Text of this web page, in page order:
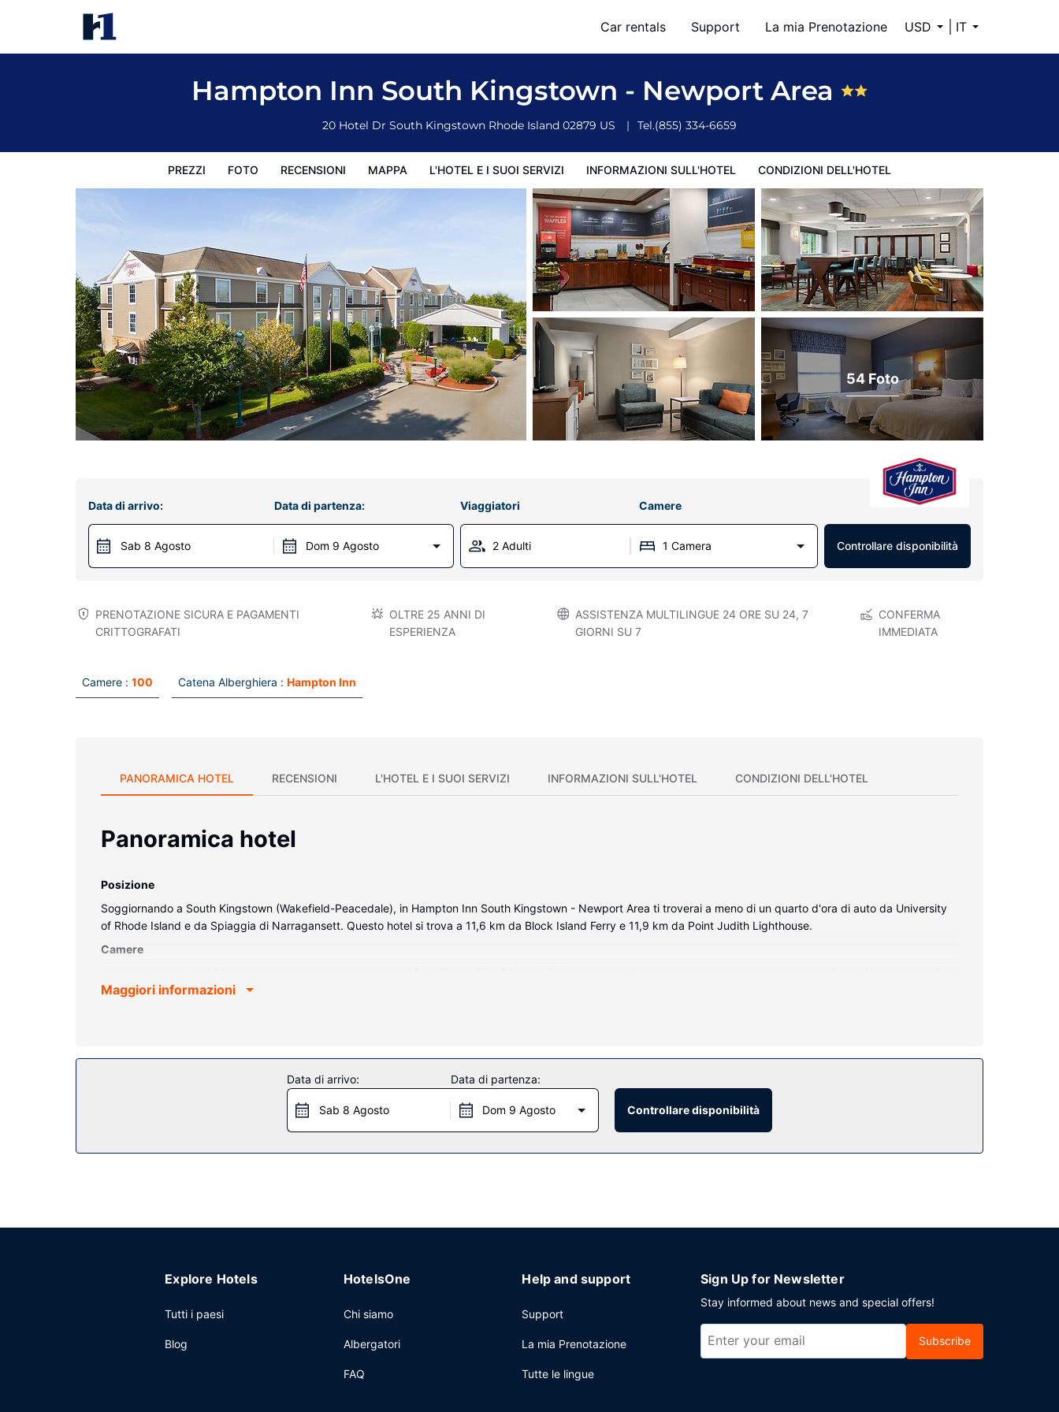
Car rentals Support La mia Prenotazione USD IT
Hampton Inn South Kingstown - Newport Area
20 Hotel Dr South Kingstown Rhode Island 02879 US Tel.(855) 334-6659
PREZZI FOTO RECENSIONI MAPPA L'HOTEL E I SUOI SERVIZI INFORMAZIONI SULL'HOTEL CONDIZIONI DELL'HOTEL
Hampton Inn South Kingstown - Newport Area
Prezzi Condizioni dell'hotel
54 Foto
Data di arrivo:
Sab 8 Agosto
Data di partenza:
Dom 9 Agosto
Viaggiatori Camere
2 Adulti 1 Camera Controllare disponibilità
PRENOTAZIONE SICURA E PAGAMENTI
CRITTOGRAFATI
OLTRE 25 ANNI DI
ESPERIENZA
ASSISTENZA MULTILINGUE 24 ORE SU 24, 7
GIORNI SU 7
CONFERMA
IMMEDIATA
Camere : 100 Catena Alberghiera : Hampton Inn
PANORAMICA HOTEL RECENSIONI L'HOTEL E I SUOI SERVIZI INFORMAZIONI SULL'HOTEL CONDIZIONI DELL'HOTEL
Panoramica hotel
Posizione
Soggiornando a South Kingstown (Wakefield-Peacedale), in Hampton Inn South Kingstown - Newport Area ti troverai a meno di un quarto d'ora di auto da University
of Rhode Island e da Spiaggia di Narragansett. Questo hotel si trova a 11,6 km da Block Island Ferry e 11,9 km da Point Judith Lighthouse.
Camere
con canali via cavo è l'ideale per concedersi un po' di svago. Il bagno in camera è dotato di asciugacapelli e spazzolini e dentifricio. I comfort includono casseforti,
da regalo/edicole e una sala ricevimenti.
Hampton Inn South Kingstown - Newport Area include un minimarket. Concludi la giornata in bellezza con il tuo drink preferito! Presso questa struttura troverai un
bar/lounge davvero fantastico. La colazione a buffet viene servita gratuitamente tutti i giorni dalle ore 06:00 alle ore 10:00.
Maggiori informazioni
Data di arrivo:
Sab 8 Agosto
Data di partenza:
Dom 9 Agosto Controllare disponibilità
Explore Hotels
Tutti i paesi
Blog
HotelsOne
Chi siamo
Albergatori
FAQ
Help and support
Support
La mia Prenotazione
Tutte le lingue
Sign Up for Newsletter
Stay informed about news and special offers!
Subscribe